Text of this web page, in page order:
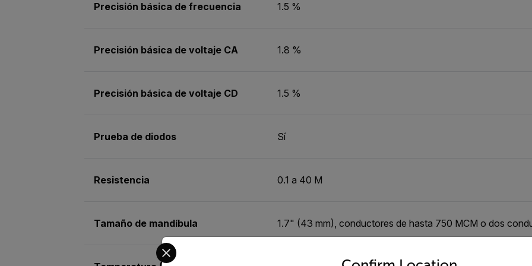
Precisión básica de frecuencia 1.5 %
Precisión básica de voltaje CA 1.8 %
Precisión básica de voltaje CD 1.5 %
Prueba de diodos Sí
Resistencia 0.1 a 40 M
Tamaño de mandíbula 1.7" (43 mm), conductores de hasta 750 MCM o dos
Select your preferred country and language from the options below to access the